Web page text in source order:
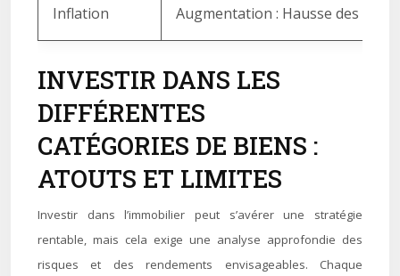
Inflation Augmentation : Hausse des
INVESTIR DANS LES
DIFFÉRENTES
CATÉGORIES DE BIENS :
ATOUTS ET LIMITES
Investir dans l’immobilier peut s’avérer une stratégie
rentable, mais cela exige une analyse approfondie des
risques et des rendements envisageables. Chaque